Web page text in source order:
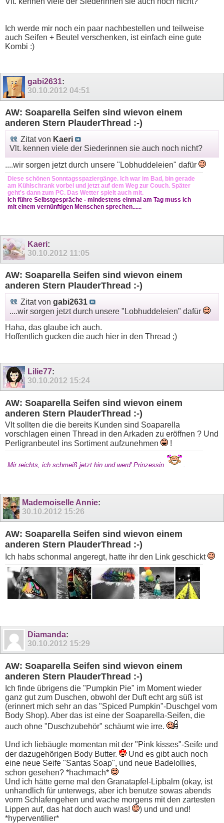
Ich werde mir noch ein paar nachbestellen und teilweise
auch Seifen + Beutel verschenken, ist einfach eine gute
Kombi :)
gabi2631:
30.10.2012 04:51
AW: Soaparella Seifen sind wievon einem
anderen Stern PlauderThread :-)
Zitat von Kaeri
Vlt. kennen viele der Siederinnen sie auch noch nicht?
....wir sorgen jetzt durch unsere "Lobhuddeleien" dafür
Diese schönen Sonntagsspaziergänge. Ich war im Bad, bin gerade
am Kühlschrank vorbei und jetzt auf dem Weg zur Couch. Später
geht's dann zum PC. Das Wetter spielt auch mit.
Ich führe Selbstgespräche - mindestens einmal am Tag muss ich
mit einem vernünftigen Menschen sprechen......
Kaeri:
30.10.2012 11:05
AW: Soaparella Seifen sind wievon einem
anderen Stern PlauderThread :-)
Zitat von gabi2631
....wir sorgen jetzt durch unsere "Lobhuddeleien" dafür
Haha, das glaube ich auch.
Hoffentlich gucken die auch hier in den Thread ;)
Lilie77:
30.10.2012 15:24
AW: Soaparella Seifen sind wievon einem
anderen Stern PlauderThread :-)
Vlt sollten die die bereits Kunden sind Soaparella
vorschlagen einen Thread in den Arkaden zu eröffnen ? Und
Perligranbeutel ins Sortiment aufzunehmen
!
Mir reichts, ich schmeiß jetzt hin und werd' Prinzessin .
Mademoiselle Annie:
30.10.2012 15:26
AW: Soaparella Seifen sind wievon einem
anderen Stern PlauderThread :-)
Ich habs schonmal angeregt, hatte ihr den Link geschickt
Diamanda:
30.10.2012 15:29
AW: Soaparella Seifen sind wievon einem
anderen Stern PlauderThread :-)
Ich finde übrigens die "Pumpkin Pie" im Moment wieder
ganz gut zum Duschen, obwohl der Duft echt arg süß ist
(erinnert mich sehr an das "Spiced Pumpkin"-Duschgel vom
Body Shop). Aber das ist eine der Soaparella-Seifen, die
auch ohne "Duschzubehör" schäumt wie irre.
Und ich liebäugle momentan mit der "Pink kisses"-Seife und
der dazugehörigen Body Butter.
Und es gibt auch noch
eine neue Seife "Santas Soap", und neue Badelollies,
schon gesehen? *hachmach*
Und ich hätte gerne mal den Granatapfel-Lipbalm (okay, ist
unhandlich für unterwegs, aber ich benutze sowas abends
vorm Schlafengehen und wache morgens mit den zartesten
Lippen auf, das hat doch auch was!
) und und und!
*hyperventilier*